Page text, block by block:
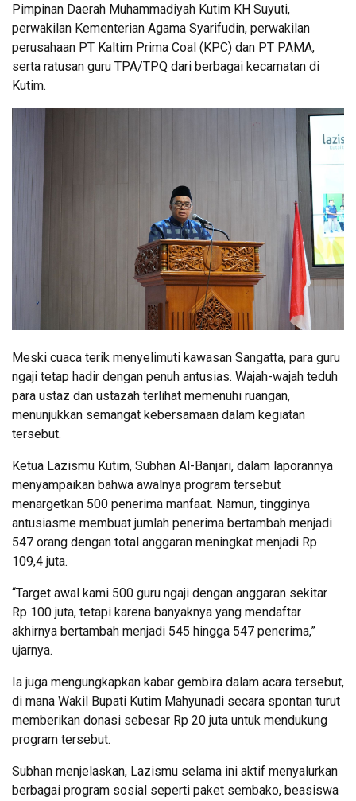
Pimpinan Daerah Muhammadiyah Kutim KH Suyuti,
perwakilan Kementerian Agama Syarifudin, perwakilan
perusahaan PT Kaltim Prima Coal (KPC) dan PT PAMA,
serta ratusan guru TPA/TPQ dari berbagai kecamatan di
Kutim.
Meski cuaca terik menyelimuti kawasan Sangatta, para guru
ngaji tetap hadir dengan penuh antusias. Wajah-wajah teduh
para ustaz dan ustazah terlihat memenuhi ruangan,
menunjukkan semangat kebersamaan dalam kegiatan
tersebut.
Ketua Lazismu Kutim, Subhan Al-Banjari, dalam laporannya
menyampaikan bahwa awalnya program tersebut
menargetkan 500 penerima manfaat. Namun, tingginya
antusiasme membuat jumlah penerima bertambah menjadi
547 orang dengan total anggaran meningkat menjadi Rp
109,4 juta.
“Target awal kami 500 guru ngaji dengan anggaran sekitar
Rp 100 juta, tetapi karena banyaknya yang mendaftar
akhirnya bertambah menjadi 545 hingga 547 penerima,”
ujarnya.
Ia juga mengungkapkan kabar gembira dalam acara tersebut,
di mana Wakil Bupati Kutim Mahyunadi secara spontan turut
memberikan donasi sebesar Rp 20 juta untuk mendukung
program tersebut.
Subhan menjelaskan, Lazismu selama ini aktif menyalurkan
berbagai program sosial seperti paket sembako, beasiswa